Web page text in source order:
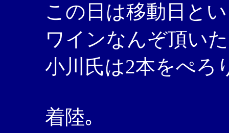
この日は移動日と
ワインなんぞ頂い
小川氏は2本をぺろ
着陸｡